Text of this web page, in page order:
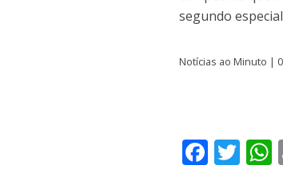
segundo
Notícias ao Minuto |
F T